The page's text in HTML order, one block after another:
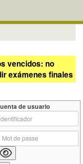
vencidos: no
exámenes finales
de usuario